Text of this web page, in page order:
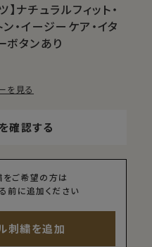
】ナチュラルフィット・
・イージーケア・イタ
ボタンあり
を見る
確認する
をご希望の方は
前に追加ください
刺繍を追加